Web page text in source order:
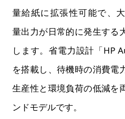
量給紙に拡張性可能で、大
量出力が日常的に発生する
します。省電力設計「HP
を搭載し、待機時の消費電
生産性と環境負荷の低減を
ンドモデルです。